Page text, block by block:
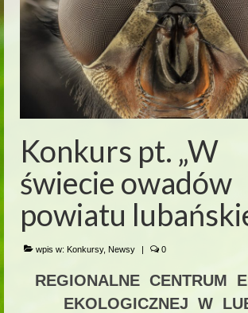
Konkurs pt. „W
świecie owadów
powiatu
wpis w: Konkursy, Newsy | 0
REGIONALNE CENTRUM
EKOLOGICZNEJ W